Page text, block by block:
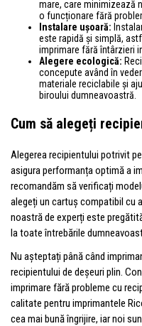
mare, care minimizează
o funcționare fără
Instalare ușoară:
este rapidă și simplă,
imprimare fără întârzieri
Alegere ecologică:
concepute având în
materiale reciclabile și
biroului dumneavoastră.
Cum să alegeți
Alegerea recipientului potrivit
asigura performanța optimă a
recomandăm să verificați
alegeți un cartuș compatibil cu
noastră de experți este
la toate întrebările
Nu așteptați până când
recipientului de deșeuri plin.
imprimare fără probleme cu
calitate pentru imprimantele
cea mai bună îngrijire, iar noi